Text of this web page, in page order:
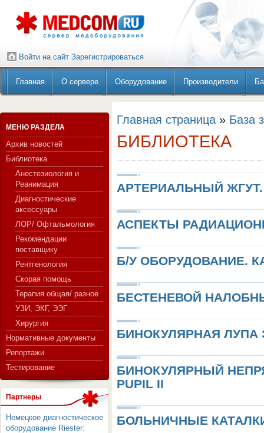
СЕРВЕР МЕДИЦИНСКОГО
Войти на сайт Зарегистрироваться
Главная О сервере Оборудование Производители
МЕНЮ РАЗДЕЛА
Архив новостей
Библиотека
Анестезиология и
Реанимация
Диагностические
аксессуары
ЛОР/ Офтальмология
Рекомендации
поставщику
Рентгенология
Скорая помощь
Терапия общая/ разное
УЗИ, ЭКГ, ЭЭГ
Хирургия
Нормативные документы
Репортажи
Тестирование
Партнеры
Немецкое диагностическое
оборудование Riester:
Главная страница » База
БИБЛИОТЕКА
АРТЕРИАЛЬНЫЙ
АСПЕКТЫ
Б/У ОБОРУДОВАНИЕ.
БЕСТЕНЕВОЙ
БИНОКУЛЯРНАЯ ЛУПА
БИНОКУЛЯРНЫЙ
PUPIL II
БОЛЬНИЧНЫЕ